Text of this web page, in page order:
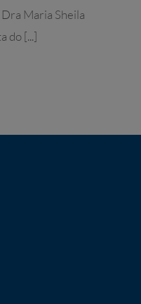
Maria Sheila
do [...]